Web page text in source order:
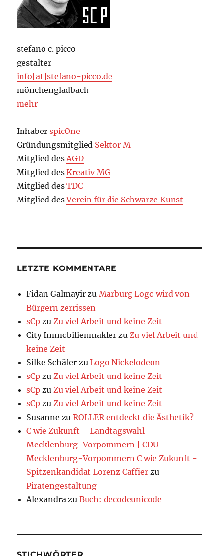
stefano c. picco
gestalter
info[at]stefano-picco.de
mönchengladbach
mehr
InhaberspicOne
Gründungsmitglied Sektor M
Mitglied des AGD
Mitglied desKreativ MG
Mitglied desTDC
Mitglied desVerein für die Schwarze Kunst
LETZTE KOMMENTARE
Fidan Galmayir zu Marburg Logo wird von
Bürgern zerrissen
sCp zu Zu viel Arbeit und keine Zeit
City Immobilienmakler zu Zu viel Arbeit und
keine Zeit
Silke Schäfer zuLogo Nickelodeon
sCp zu Zu viel Arbeit und keine Zeit
sCp zu Zu viel Arbeit und keine Zeit
sCp zu Zu viel Arbeit und keine Zeit
Susanne zuROLLER entdeckt die Ästhetik?
C wie Zukunft – Landtagswahl
Mecklenburg-Vorpommern | CDU
Mecklenburg-Vorpommern C wie Zukunft -
Spitzenkandidat Lorenz Caffier zu
Piratengestaltung
Alexandra zuBuch: decodeunicode
STICHWÖRTER